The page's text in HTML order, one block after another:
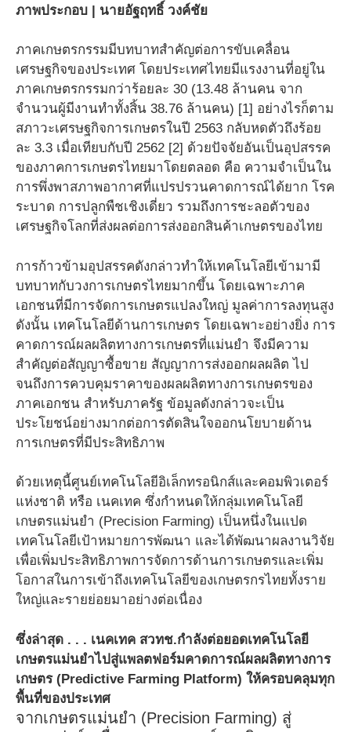
ภาพประกอบ | นายอัฐฤทธิ์ วงค์ชัย
ภาคเกษตรกรรมมีบทบาทสำคัญต่อการขับเคลื่อน
เศรษฐกิจของประเทศ โดยประเทศไทยมีแรงงานที่อยู่ใน
ภาคเกษตรกรรมกว่าร้อยละ 30 (13.48 ล้านคน จาก
จำนวนผู้มีงานทำทั้งสิ้น 38.76 ล้านคน) [1] อย่างไรก็ตาม
สภาวะเศรษฐกิจการเกษตรในปี 2563 กลับหดตัวถึงร้อย
ละ 3.3 เมื่อเทียบกับปี 2562 [2] ด้วยปัจจัยอันเป็นอุปสรรค
ของภาคการเกษตรไทยมาโดยตลอด คือ ความจำเป็นใน
การพึ่งพาสภาพอากาศที่แปรปรวนคาดการณ์ได้ยาก โรค
ระบาด การปลูกพืชเชิงเดี่ยว รวมถึงการชะลอตัวของ
เศรษฐกิจโลกที่ส่งผลต่อการส่งออกสินค้าเกษตรของไทย
การก้าวข้ามอุปสรรคดังกล่าวทำให้เทคโนโลยีเข้ามามี
บทบาทกับวงการเกษตรไทยมากขึ้น โดยเฉพาะภาค
เอกชนที่มีการจัดการเกษตรแปลงใหญ่ มูลค่าการลงทุนสูง
ดังนั้น เทคโนโลยีด้านการเกษตร โดยเฉพาะอย่างยิ่ง การ
คาดการณ์ผลผลิตทางการเกษตรที่แม่นยำ จึงมีความ
สำคัญต่อสัญญาซื้อขาย สัญญาการส่งออกผลผลิต ไป
จนถึงการควบคุมราคาของผลผลิตทางการเกษตรของ
ภาคเอกชน สำหรับภาครัฐ ข้อมูลดังกล่าวจะเป็น
ประโยชน์อย่างมากต่อการตัดสินใจออกนโยบายด้าน
การเกษตรที่มีประสิทธิภาพ
ด้วยเหตุนี้ศูนย์เทคโนโลยีอิเล็กทรอนิกส์และคอมพิวเตอร์
แห่งชาติ หรือ เนคเทค ซึ่งกำหนดให้กลุ่มเทคโนโลยี
เกษตรแม่นยำ (Precision Farming) เป็นหนึ่งในแปด
เทคโนโลยีเป้าหมายการพัฒนา และได้พัฒนาผลงานวิจัย
เพื่อเพิ่มประสิทธิภาพการจัดการด้านการเกษตรและเพิ่ม
โอกาสในการเข้าถึงเทคโนโลยีของเกษตรกรไทยทั้งราย
ใหญ่และรายย่อยมาอย่างต่อเนื่อง
ซึ่งล่าสุด . . . เนคเทค สวทช.กำลังต่อยอดเทคโนโลยี
เกษตรแม่นยำไปสู่แพลตฟอร์มคาดการณ์ผลผลิตทางการ
เกษตร (Predictive Farming Platform) ให้ครอบคลุมทุก
พื้นที่ของประเทศ
จากเกษตรแม่นยำ (Precision Farming) สู่